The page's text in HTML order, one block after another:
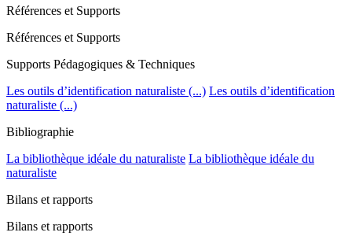
Références et Supports
Références et Supports
Supports Pédagogiques & Techniques
Les outils d’identification naturaliste (...) Les outils d’identification
naturaliste (...)
Bibliographie
La bibliothèque idéale du naturaliste La bibliothèque idéale du
naturaliste
Bilans et rapports
Bilans et rapports